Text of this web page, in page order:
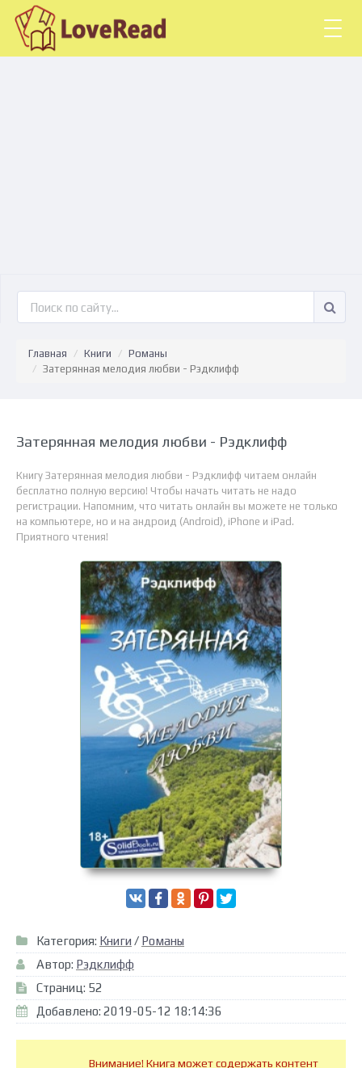
Главная Книги
Романы
Затерянная мелодия любви - Рэдклифф
Затерянная мелодия любви - Рэдклифф
Книгу Затерянная мелодия любви - Рэдклифф читаем онлайн
бесплатно полную версию! Чтобы начать читать не надо
регистрации. Напомним, что читать онлайн вы можете не только
на компьютере, но и на андроид (Android), iPhone и iPad.
Приятного чтения!
Категория: Книги / Романы
Автор: Рэдклифф
Страниц: 52
Добавлено: 2019-05-12 18:14:36
Внимание! Книга может содержать контент